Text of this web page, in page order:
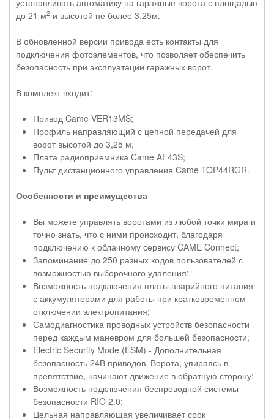
устанавливать автоматику на гаражные ворота с площадью
до 21 м2 и высотой не более 3,25м.
В обновленной версии привода есть контакты для
подключения фотоэлементов, что позволяет обеспечить
безопасность при эксплуатации гаражных ворот.
В комплект входит:
Привод Came VER13MS;
Профиль направляющий с цепной передачей для
ворот высотой до 3,25 м;
Плата радиоприемника Came AF43S;
Пульт дистанционного управления Came TOP44RGR.
Особенности и преимущества
Вы можете управлять воротами из любой точки мира и
точно знать, что с ними происходит, благодаря
подключению к облачному сервису CAME Connect;
Запоминание до 250 разных кодов пользователей с
возможностью выборочного удаления;
Возможность подключения платы аварийного питания
с аккумуляторами для работы при кратковременном
отключении электропитания;
Самодиагностика проводных устройств безопасности
перед каждым маневром для большей безопасности;
Electric Security Mode (ESM) - Дополнительная
безопасность 24В приводов. Ворота, упираясь в
препятствие, начинают движение в обратную сторону;
Возможность подключения беспроводной системы
безопасности RIO 2.0;
Цельная направляющая увеличивает срок